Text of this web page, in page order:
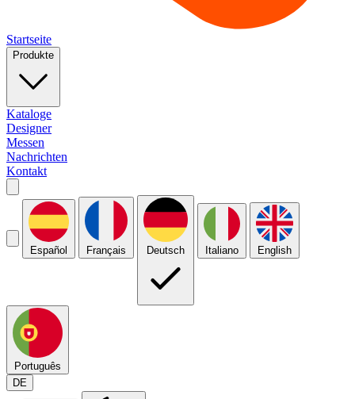
Startseite
Produkte
Kataloge
Designer
Messen
Nachrichten
Kontakt
Español Français Deutsch Italiano English
Português
DE